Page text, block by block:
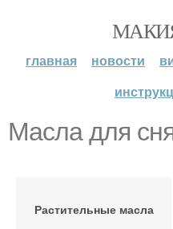
главная новости
Масла для
Растительные масла